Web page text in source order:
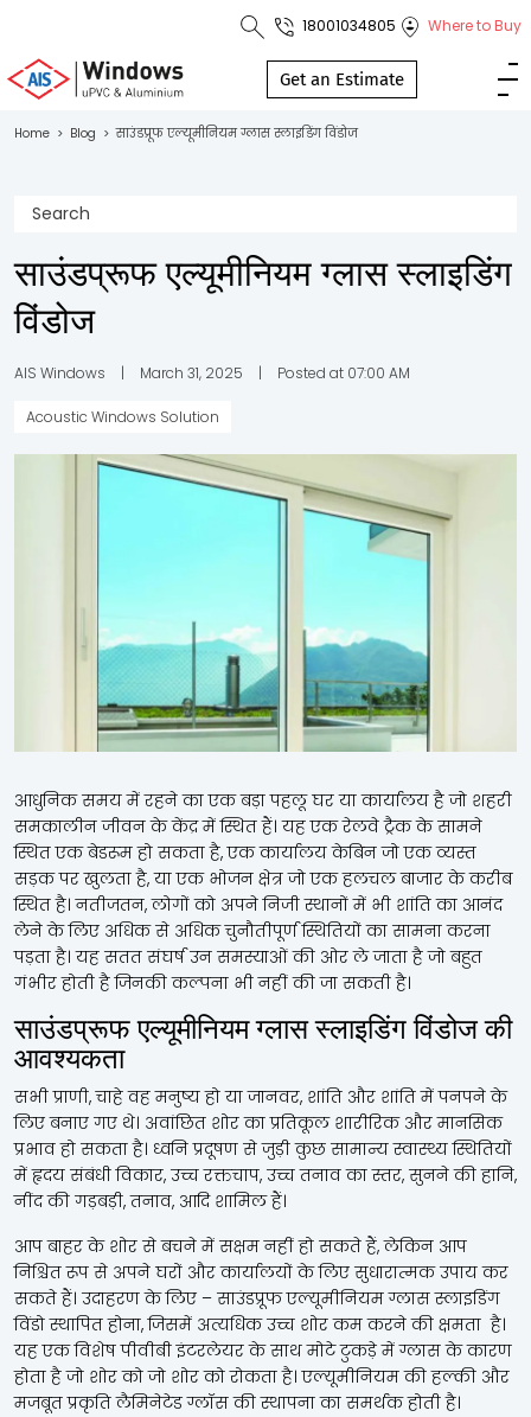
1800 103
4805
Brochure
18001034805 Where to Buy
Get an Estimate
Home > Blog > साउंडप्रूफ एल्यूमीनियम ग्लास स्लाइडिंग विंडोज
साउंडप्रूफ एल्यूमीनियम ग्लास स्लाइडिंग
विंडोज
AIS Windows | March 31, 2025 | Posted at 07:00 AM
Acoustic Windows Solution
आधुनिक समय में रहने का एक बड़ा पहलू घर या कार्यालय है जो शहरी
समकालीन जीवन के केंद्र में स्थित हैं। यह एक रेलवे ट्रैक के सामने
स्थित एक बेडरूम हो सकता है, एक कार्यालय केबिन जो एक व्यस्त
सड़क पर खुलता है, या एक भोजन क्षेत्र जो एक हलचल बाजार के करीब
स्थित है। नतीजतन, लोगों को अपने निजी स्थानों में भी शांति का आनंद
लेने के लिए अधिक से अधिक चुनौतीपूर्ण स्थितियों का सामना करना
पड़ता है। यह सतत संघर्ष उन समस्याओं की ओर ले जाता है जो बहुत
गंभीर होती है जिनकी कल्पना भी नहीं की जा सकती है।
साउंडप्रूफ एल्यूमीनियम ग्लास स्लाइडिंग विंडोज की
आवश्यकता
सभी प्राणी, चाहे वह मनुष्य हो या जानवर, शांति और शांति में पनपने के
लिए बनाए गए थे। अवांछित शोर का प्रतिकूल शारीरिक और मानसिक
प्रभाव हो सकता है। ध्वनि प्रदूषण से जुड़ी कुछ सामान्य स्वास्थ्य स्थितियों
में हृदय संबंधी विकार, उच्च रक्तचाप, उच्च तनाव का स्तर, सुनने की हानि,
नींद की गड़बड़ी, तनाव, आदि शामिल हैं।
आप बाहर के शोर से बचने में सक्षम नहीं हो सकते हैं, लेकिन आप
निश्चित रूप से अपने घरों और कार्यालयों के लिए सुधारात्मक उपाय कर
सकते हैं। उदाहरण के लिए – साउंडप्रूफ एल्यूमीनियम ग्लास स्लाइडिंग
विंडो स्थापित होना, जिसमें अत्यधिक उच्च शोर कम करने की क्षमता है।
यह एक विशेष पीवीबी इंटरलेयर के साथ मोटे टुकड़े में ग्लास के कारण
होता है जो शोर को जो शोर को रोकता है। एल्यूमीनियम की हल्की और
मजबूत प्रकृति लैमिनेटेड ग्लॉस की स्थापना का समर्थक होती है।